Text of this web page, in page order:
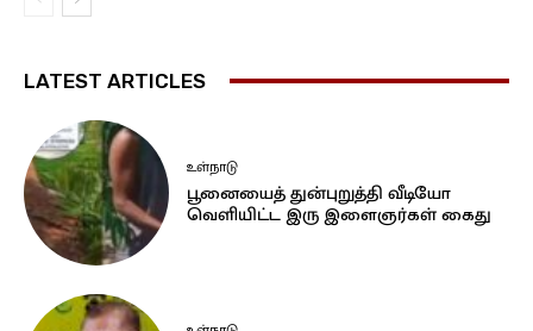
LATEST ARTICLES
உள்நாடு
பூனையைத் துன்புறுத்தி வீடியோ
வெளியிட்ட இரு இளைஞர்கள் கைது